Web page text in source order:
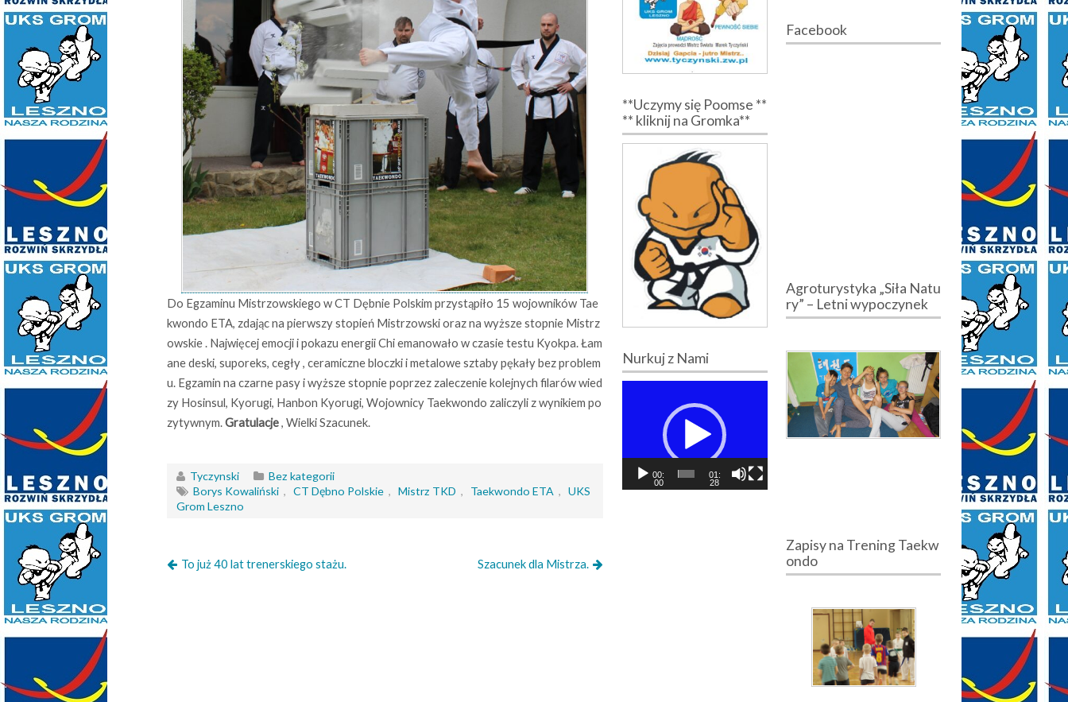
Do Egzaminu Mistrzowskiego w CT Dębnie Polskim przystąpiło 15 wojowników Tae
kwondo ETA, zdając na pierwszy stopień Mistrzowski oraz na wyższe stopnie Mistrz
owskie . Najwięcej emocji i pokazu energii Chi emanowało w czasie testu Kyokpa. Łam
ane deski, suporeks, cegły , ceramiczne bloczki i metalowe sztaby pękały bez problem
u. Egzamin na czarne pasy i wyższe stopnie poprzez zaleczenie kolejnych filarów wied
zy Hosinsul, Kyorugi, Hanbon Kyorugi, Wojownicy Taekwondo zaliczyli z wynikiem po
zytywnym.Gratulacje, Wielki Szacunek.
Tyczynski
Bez kategorii
Borys Kowaliński , CT Dębno Polskie , Mistrz TKD , Taekwondo ETA , UKS
Grom Leszno
To już 40 lat trenerskiego stażu. Szacunek dla Mistrza.
**Uczymy się Poomse **
** kliknij na Gromka**
Nurkuj z Nami
00:
00
01:
28
Facebook
Agroturystyka „Siła Natu
ry” – Letni wypoczynek
Zapisy na Trening Taekw
ondo